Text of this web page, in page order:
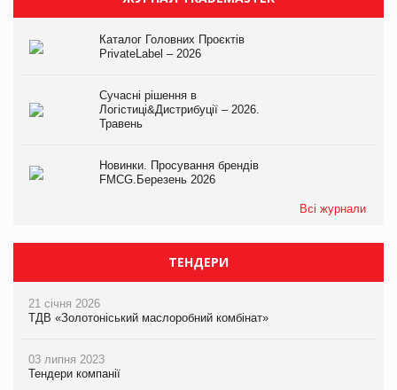
Каталог Головних Проєктів
PrivateLabel – 2026
Сучасні рішення в
Логістиці&Дистрибуції – 2026.
Травень
Новинки. Просування брендів
FMCG.Березень 2026
Всі журнали
ТЕНДЕРИ
21 січня 2026
ТДВ «Золотоніський маслоробний комбінат»
03 липня 2023
Тендери компанії